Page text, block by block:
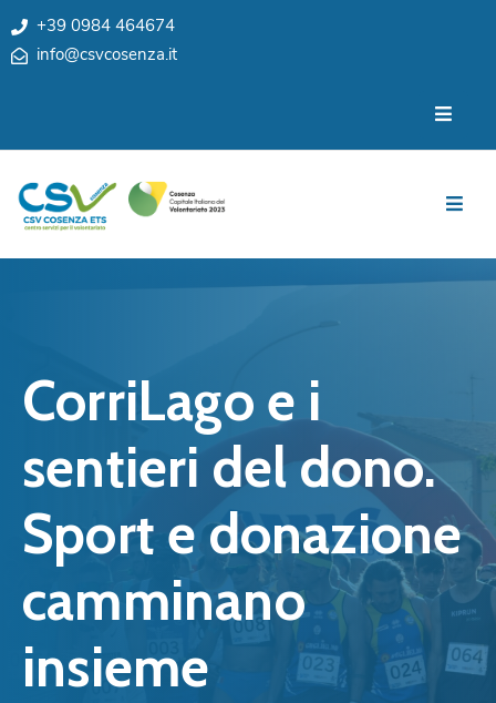
+39 0984 464674
info@csvcosenza.it
Sedi
Team
Cosenza
associazioni
Per
cittadini
Contatti
Orari
CorriLago e i
sentieri del dono.
Sport e donazione
camminano
insieme